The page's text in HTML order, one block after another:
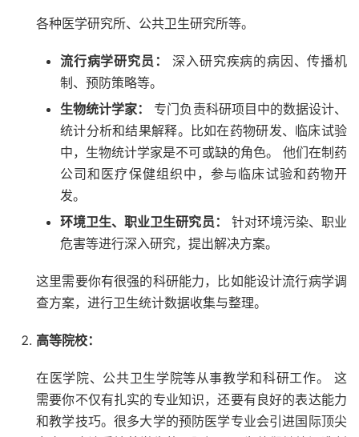
各种医学研究所、公共卫生研究所等。
流行病学研究员：
深入研究疾病的病因、传播机
制、预防策略等。
生物统计学家：
专门负责科研项目中的数据设计、
统计分析和结果解释。比如在药物研发、临床试验
中，生物统计学家是不可或缺的角色。 他们在制药
公司和医疗保健组织中，参与临床试验和药物开
发。
环境卫生、职业卫生研究员：
针对环境污染、职业
危害等进行深入研究，提出解决方案。
这里需要你有很强的科研能力，比如能设计流行病学调
查方案，进行卫生统计数据收集与整理。
高等院校：
在医学院、公共卫生学院等从事教学和科研工作。 这
需要你不仅有扎实的专业知识，还要有良好的表达能力
和教学技巧。很多大学的预防医学专业会引进国际顶尖